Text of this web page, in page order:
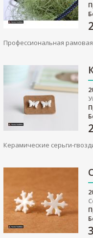
Профессиональная
Керамические серьги-